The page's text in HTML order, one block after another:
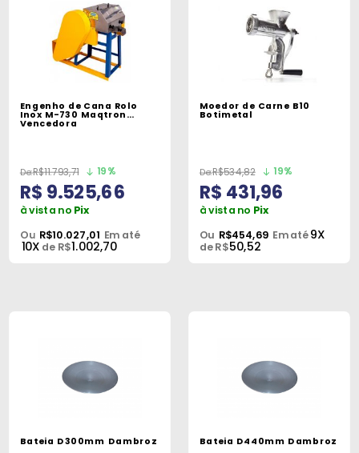
Engenho de Cana Rolo
Inox M-730 Maqtron
Vencedora
R$11.793,71 19%
R$ 9.525,66
à vista no Pix
Ou R$10.027,01 Em até
10X de R$1.002,70
Moedor de Carne B10
Botimetal
R$534,82 19%
R$ 431,96
à vista no Pix
Ou R$454,69 Em até9X
de R$50,52
Bateia D300mm Dambroz Bateia D440mm Dambroz